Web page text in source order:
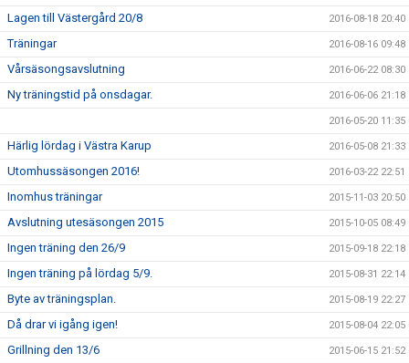
Lagen till Västergård 20/8 2016-08-18 20:40
Träningar 2016-08-16 09:48
Vårsäsongsavslutning 2016-06-22 08:30
Ny träningstid på onsdagar. 2016-06-06 21:18
2016-05-20 11:35
Härlig lördag i Västra Karup 2016-05-08 21:33
Utomhussäsongen 2016! 2016-03-22 22:51
Inomhus träningar 2015-11-03 20:50
Avslutning utesäsongen 2015 2015-10-05 08:49
Ingen träning den 26/9 2015-09-18 22:18
Ingen träning på lördag 5/9. 2015-08-31 22:14
Byte av träningsplan. 2015-08-19 22:27
Då drar vi igång igen! 2015-08-04 22:05
Grillning den 13/6 2015-06-15 21:52